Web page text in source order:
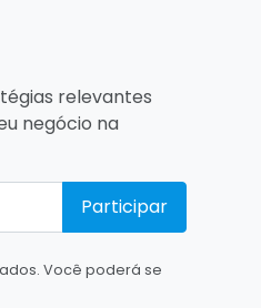
relevantes
negócio na
Participar
Você poderá se